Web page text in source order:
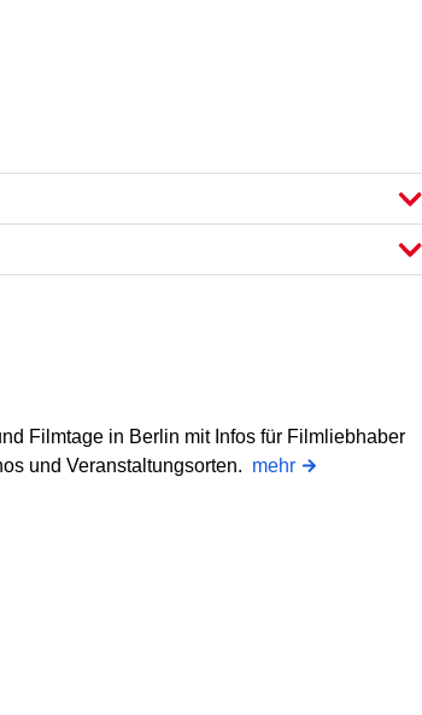
Filmtage in Berlin mit Infos für Filmliebhaber
und Veranstaltungsorten. mehr